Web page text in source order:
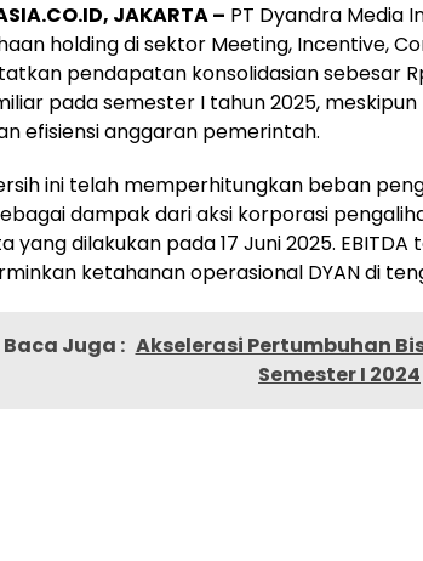
JAKARTA – PT Dyandra Media
holding di sektor Meeting, Incentive,
pendapatan konsolidasian sebesar
pada semester I tahun 2025,
efisiensi anggaran pemerintah.
ini telah memperhitungkan beban
dampak dari aksi korporasi
yang dilakukan pada 17 Juni 2025.
ketahanan operasional DYAN di
Baca Juga : Akselerasi Pertumbuhan
Semester I 2024